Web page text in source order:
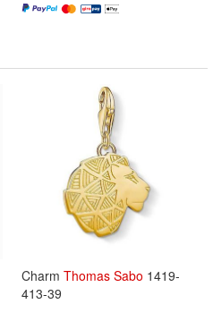
Charm Thomas Sabo 1419-
413-39